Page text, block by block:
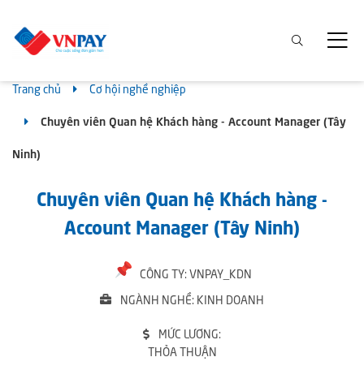
Trang chủ Cơ hội nghề nghiệp
Chuyên viên Quan hệ Khách hàng - Account Manager (Tây
Ninh)
Chuyên viên Quan hệ Khách hàng -
Account Manager (Tây Ninh)
CÔNG TY: VNPAY_KDN
NGÀNH NGHỀ: KINH DOANH
MỨC LƯƠNG:
THỎA THUẬN